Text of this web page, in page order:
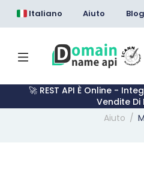
Italiano Aiuto Blog
🚀 REST API È Online -
Vendite Di
Aiuto